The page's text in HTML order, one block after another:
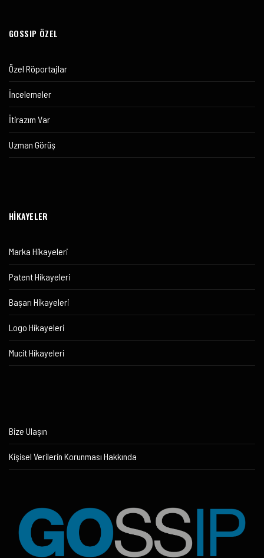
GOSSIP ÖZEL
Özel Röportajlar
İncelemeler
İtirazım Var
Uzman Görüş
HİKAYELER
Marka Hikayeleri
Patent Hikayeleri
Başarı Hikayeleri
Logo Hikayeleri
Mucit Hikayeleri
Bize Ulaşın
Kişisel Verilerin Korunması Hakkında